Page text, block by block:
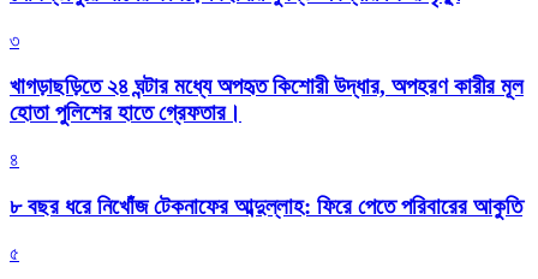
৩
খাগড়াছড়িতে ২৪ ঘন্টার মধ্যে অপহৃত কিশোরী উদ্ধার, অপহরণ কারীর মূল
হোতা পুলিশের হাতে গ্রেফতার।
৪
৮ বছর ধরে নিখোঁজ টেকনাফের আব্দুল্লাহ: ফিরে পেতে পরিবারের আকুতি
৫